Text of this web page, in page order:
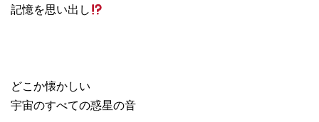
記憶を思い出し
どこか懐かしい
宇宙のすべての惑星の音